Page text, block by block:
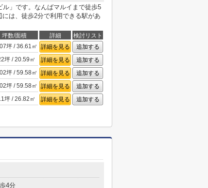
」です。なんばマルイまで徒歩5
は、徒歩2分で利用できる駅があ
坪数/面積 詳細
検討リスト
坪 / 36.61㎡ 詳細を見る
追加する
坪 / 20.59㎡ 詳細を見る
追加する
坪 / 59.58㎡ 詳細を見る
追加する
坪 / 59.58㎡ 詳細を見る
追加する
坪 / 26.82㎡ 詳細を見る 追加する
4分